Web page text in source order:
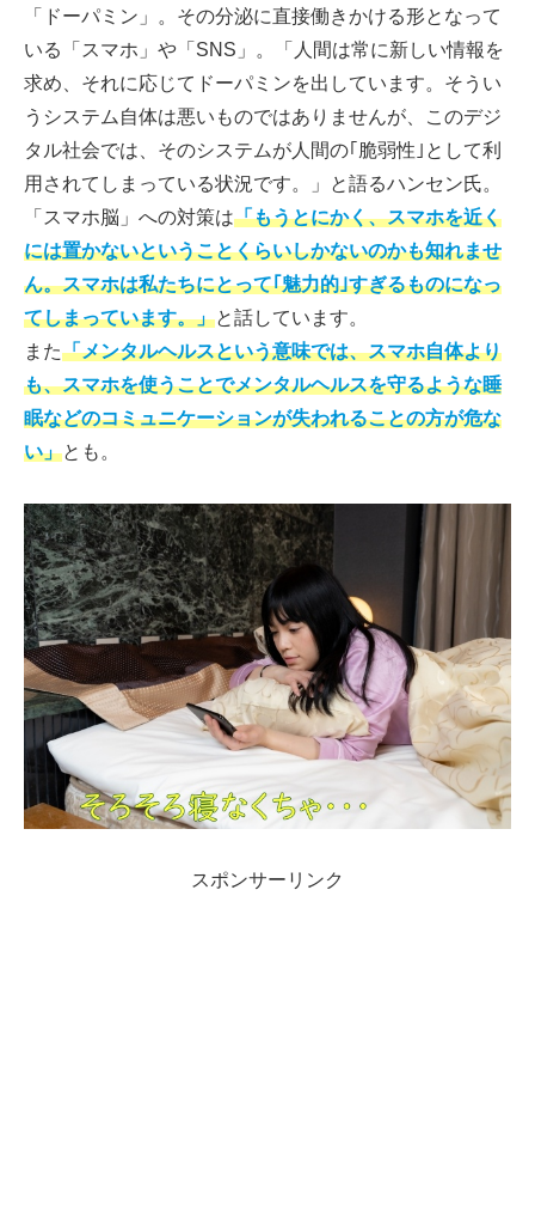
「ドーパミン」。その分泌に直接働きかける形となって
いる「スマホ」や「SNS」。「人間は常に新しい情報を
求め、それに応じてドーパミンを出しています。そうい
うシステム自体は悪いものではありませんが、このデジ
タル社会では、そのシステムが人間の｢脆弱性｣として利
用されてしまっている状況です。」と語るハンセン氏。
「スマホ脳」への対策は「もうとにかく、スマホを近く
には置かないということくらいしかないのかも知れませ
ん。スマホは私たちにとって｢魅力的｣すぎるものになっ
てしまっています。」と話しています。
また「メンタルヘルスという意味では、スマホ自体より
も、スマホを使うことでメンタルヘルスを守るような睡
眠などのコミュニケーションが失われることの方が危な
い」とも。
スポンサーリンク